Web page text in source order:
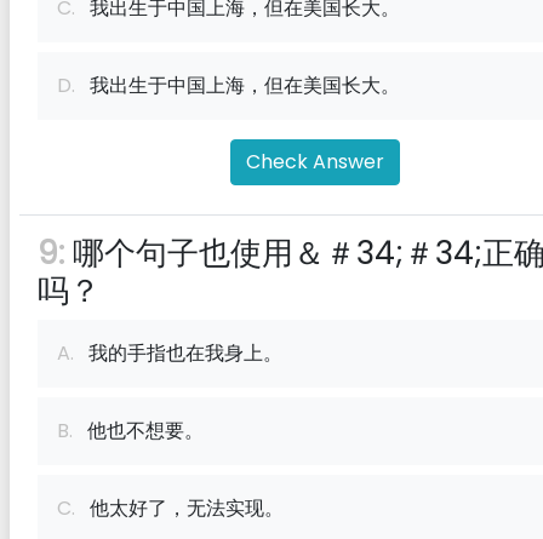
C. 我出生于中国上海，但在美国长大。
D. 我出生于中国上海，但在美国长大。
Check Answer
9: 哪个句子也使用＆＃34;＃34;正
吗？
A. 我的手指也在我身上。
B. 他也不想要。
C. 他太好了，无法实现。